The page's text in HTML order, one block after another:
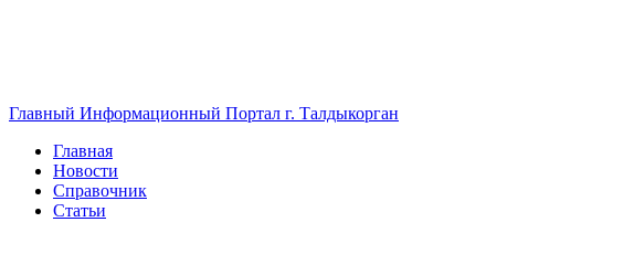
Главный Информационный Портал г. Талдыкорган
Главная
Новости
Справочник
Статьи